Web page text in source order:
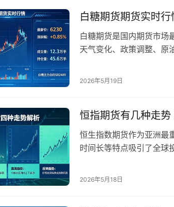
白糖期货期货实时
白糖期货是国内期货市场
天气变化、政策调整、原
制定科学交易策略的基
2026年5月19日
恒指期货有几种走
恒生指数期货作为亚洲最
时间长等特点吸引了全球
会、控制交易风险至关
2026年5月18日